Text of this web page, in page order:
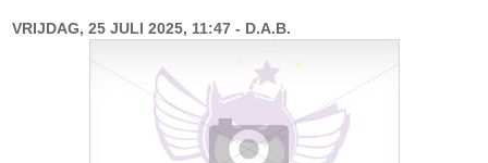
VRIJDAG, 25 JULI 2025, 11:47 - D.A.B.